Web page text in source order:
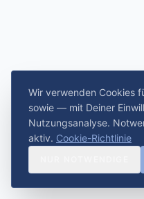
Wir verwenden Cookies
sowie — mit Deiner
Nutzungsanalyse.
aktiv. Cookie-Richtlinie